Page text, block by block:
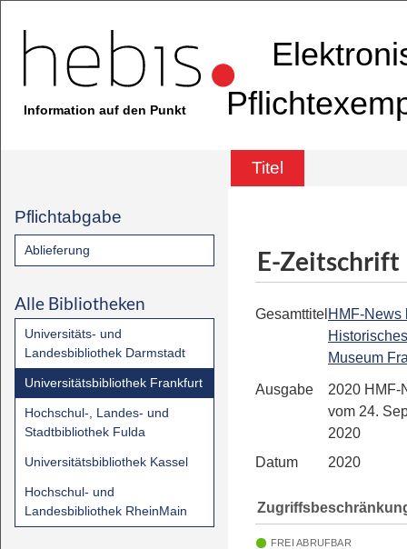
Information auf den Punkt
Titel
Pflichtabgabe
Ablieferung
Alle Bibliotheken
Universitäts- und
Landesbibliothek Darmstadt
Universitätsbibliothek Frankfurt
Hochschul-, Landes- und
Stadtbibliothek Fulda
Universitätsbibliothek Kassel
Hochschul- und
Landesbibliothek RheinMain
E-Zeitschrift
Gesamttitel HMF-News
Historisches
Museum
Ausgabe
2020 HMF-
vom 24.
2020
Datum
2020
FREI ABRUFBAR